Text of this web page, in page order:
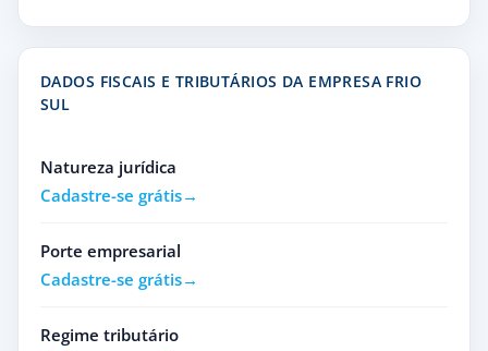
DADOS FISCAIS E TRIBUTÁRIOS DA EMPRESA FRIO
SUL
Natureza jurídica
Cadastre-se grátis
Porte empresarial
Cadastre-se grátis
Regime tributário